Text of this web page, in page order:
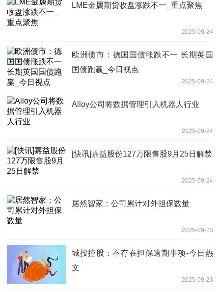
LME金属期货收盘涨跌不一_重点聚焦
2025-09-24
欧洲债市：德国国债涨跌不一 长期英国
国债跑赢_今日视点
2025-09-24
Alloy公司将数据管理引入机器人行业
2025-09-24
[快讯]嘉益股份127万限售股9月25日解禁
2025-09-24
居然智家：公司累计对外担保数量
2025-09-23
城投控股：不存在担保逾期事项-今日热
文
2025-09-23